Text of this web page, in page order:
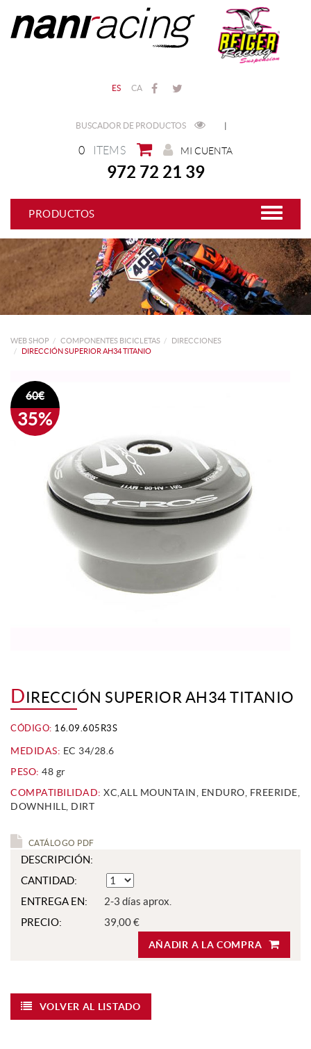
ES CA
BUSCADOR DE PRODUCTOS |
0 ITEMS MI CUENTA
972 72 21 39
PRODUCTOS
WEB SHOP COMPONENTES BICICLETAS
DIRECCIONES
DIRECCIÓN SUPERIOR AH34 TITANIO
60€
35%
DIRECCIÓN SUPERIOR AH34 TITANIO
CÓDIGO: 16.09.605R3S
MEDIDAS: EC 34/28.6
PESO: 48 gr
COMPATIBILIDAD: XC,ALL MOUNTAIN, ENDURO, FREERIDE,
DOWNHILL, DIRT
CATÁLOGO PDF
DESCRIPCIÓN:
CANTIDAD:
ENTREGA EN:
2-3 días aprox.
PRECIO:
39,00 €
AÑADIR A LA COMPRA
VOLVER AL LISTADO